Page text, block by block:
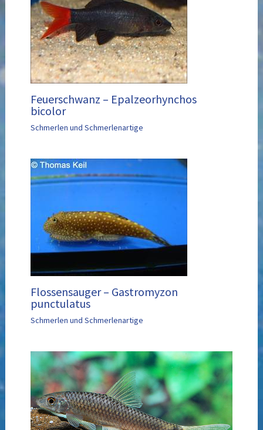
Feuerschwanz – Epalzeorhynchos
bicolor
Schmerlen und Schmerlenartige
Flossensauger – Gastromyzon
punctulatus
Schmerlen und Schmerlenartige